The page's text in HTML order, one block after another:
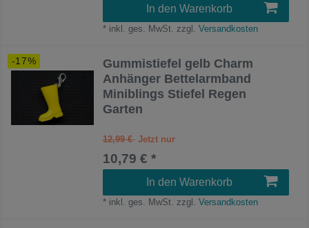
In den Warenkorb
* inkl. ges. MwSt. zzgl. Versandkosten
-17%
Gummistiefel gelb Charm
Anhänger Bettelarmband
Miniblings Stiefel Regen
Garten
12,99 €
10,79 € *
In den Warenkorb
* inkl. ges. MwSt. zzgl. Versandkosten